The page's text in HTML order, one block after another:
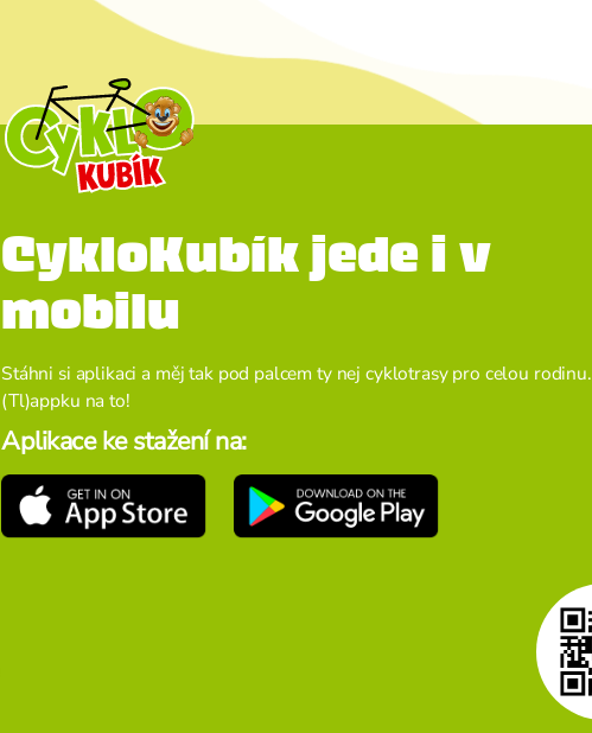
CykloKubík jede i v
mobilu
Stáhni si aplikaci a měj tak pod palcem ty nej cyklotrasy pro celou rodinu.
(Tl)appku na to!
Aplikace ke stažení na: